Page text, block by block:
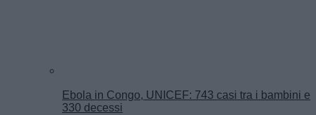
Ebola in Congo, UNICEF: 743 casi tra i bambini e
330 decessi